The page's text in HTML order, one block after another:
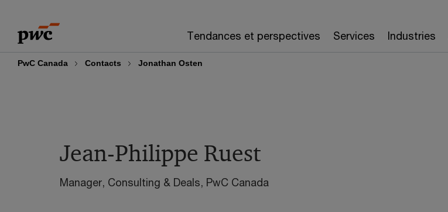
content
footer
Tendances et perspectives Services Industries
PwC Canada Contacts Jonathan Osten
Jean-Philippe Ruest
Manager, Consulting & Deals, PwC Canada